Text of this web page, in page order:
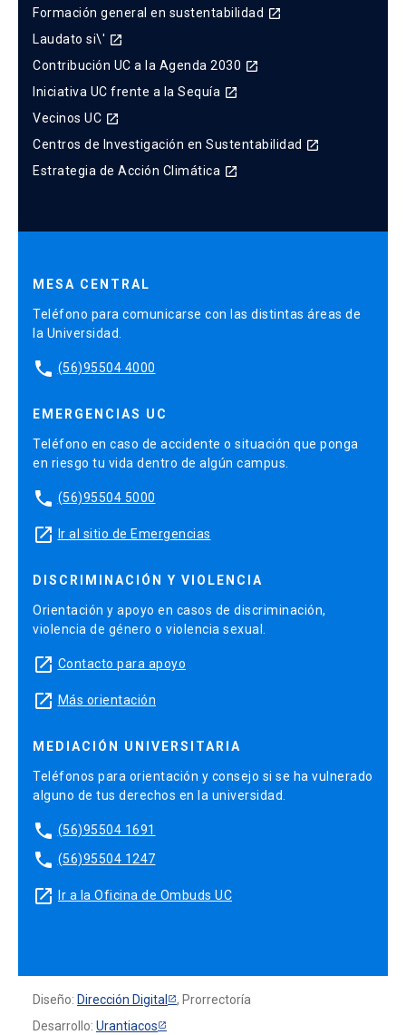
Formación general en sustentabilidad launch
Laudato si\' launch
Contribución UC a la Agenda 2030 launch
Iniciativa UC frente a la Sequía launch
Vecinos UC launch
Centros de Investigación en Sustentabilidad launch
Estrategia de Acción Climática launch
MESA CENTRAL
Teléfono para comunicarse con las distintas áreas de
la Universidad.
phone (56)95504 4000
EMERGENCIAS UC
Teléfono en caso de accidente o situación que ponga
en riesgo tu vida dentro de algún campus.
phone (56)95504 5000
launch Ir al sitio de Emergencias
DISCRIMINACIÓN Y VIOLENCIA
Orientación y apoyo en casos de discriminación,
violencia de género o violencia sexual.
launch Contacto para apoyo
launch Más orientación
MEDIACIÓN UNIVERSITARIA
Teléfonos para orientación y consejo si se ha vulnerado
alguno de tus derechos en la universidad.
phone (56)95504 1691
phone (56)95504 1247
launch Ir a la Oficina de Ombuds UC
Diseño: Dirección Digital
, Prorrectoría
Desarrollo: Urantiacos